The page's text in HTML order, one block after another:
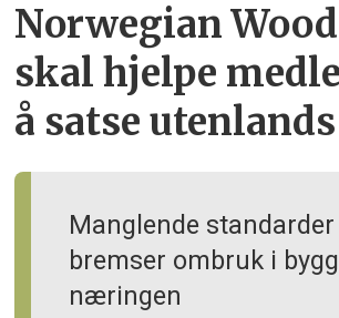
Norwegian
skal hjelpe
å satse utenlands
Manglende standarder
bremser ombruk i
næringen